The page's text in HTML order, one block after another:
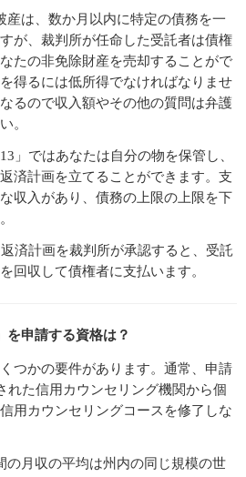
産は、数か月以内に特定の債務を一
が、裁判所が任命した受託者は債権
たの非免除財産を売却することがで
得るには低所得でなければなりませ
るので収入額やその他の質問は弁護
。
」ではあなたは自分の物を保管し、
済計画を立てることができます。支
収入があり、債務の上限の上限を下
済計画を裁判所が承認すると、受託
回収して債権者に支払います。
を申請する資格は？
つかの要件があります。通常、申請
れた信用カウンセリング機関から個
用カウンセリングコースを修了しな
の月収の平均は州内の同じ規模の世